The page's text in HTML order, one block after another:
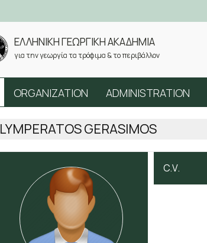
ΕΛΛΗΝΙΚΗ ΓΕΩΡΓΙΚΗ ΑΚΑΔΗΜΙΑ
για την γεωργία τα τρόφιμα & το περιβάλλον
ORGANIZATION ADMINISTRATION
LYMPERATOS GERASIMOS
C.V.